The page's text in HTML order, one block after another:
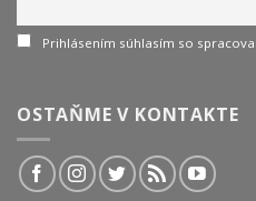
Prihlásením súhlasím so
OSTAŇME V KONTAKTE